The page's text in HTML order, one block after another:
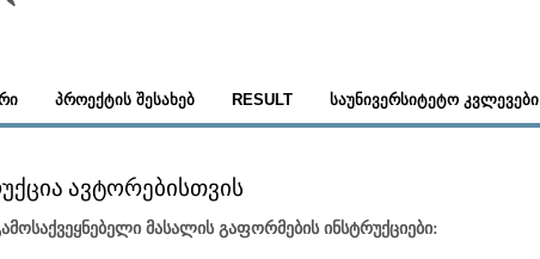
ᲞᲠᲝᲔᲥᲢᲘᲡ ᲨᲔᲡᲐᲮᲔᲑ RESULT ᲡᲐᲣᲜᲘᲕᲔᲠᲡᲘᲢᲔᲢᲝ ᲙᲕᲚᲔᲕᲔᲑᲘ
ᲐᲕᲢᲝᲠᲔᲑᲘᲡᲗᲕᲘᲡ
მასალის გაფორმების ინსტრუქციები: